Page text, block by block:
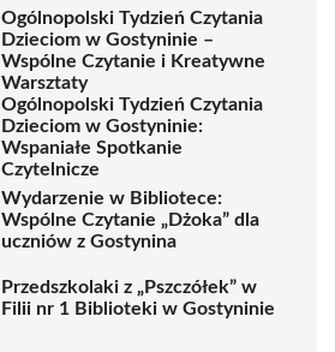
Ogólnopolski Tydzień Czytania
Dzieciom w Gostyninie –
Wspólne Czytanie i Kreatywne
Warsztaty
Ogólnopolski Tydzień Czytania
Dzieciom w Gostyninie:
Wspaniałe Spotkanie
Czytelnicze
Wydarzenie w Bibliotece:
Wspólne Czytanie „Dżoka” dla
uczniów z Gostynina
Przedszkolaki z „Pszczółek” w
Filii nr 1 Biblioteki w Gostyninie